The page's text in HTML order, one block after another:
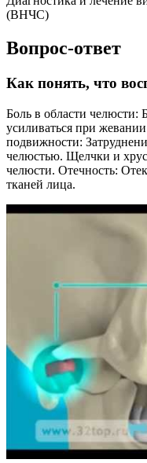
(ВНЧС)
Вопрос-ответ
Как понять, что
Боль в области челюсти:
усиливаться при
подвижности:
челюстью. Щелчки и
челюсти. Отечность:
тканей лица.